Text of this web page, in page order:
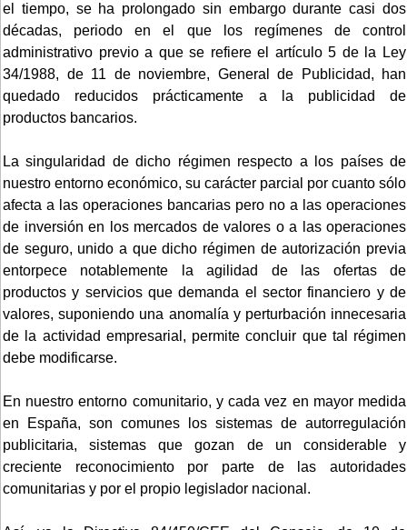
el tiempo, se ha prolongado sin embargo durante casi dos
décadas, periodo en el que los regímenes de control
administrativo previo a que se refiere el artículo 5 de la Ley
34/1988, de 11 de noviembre, General de Publicidad, han
quedado reducidos prácticamente a la publicidad de
productos bancarios.
La singularidad de dicho régimen respecto a los países de
nuestro entorno económico, su carácter parcial por cuanto sólo
afecta a las operaciones bancarias pero no a las operaciones
de inversión en los mercados de valores o a las operaciones
de seguro, unido a que dicho régimen de autorización previa
entorpece notablemente la agilidad de las ofertas de
productos y servicios que demanda el sector financiero y de
valores, suponiendo una anomalía y perturbación innecesaria
de la actividad empresarial, permite concluir que tal régimen
debe modificarse.
En nuestro entorno comunitario, y cada vez en mayor medida
en España, son comunes los sistemas de autorregulación
publicitaria, sistemas que gozan de un considerable y
creciente reconocimiento por parte de las autoridades
comunitarias y por el propio legislador nacional.